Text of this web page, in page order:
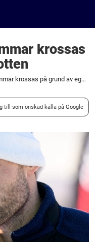
krossas
Petter Northugs drömmar krossas på grund av egna brotten
till som önskad källa på Google